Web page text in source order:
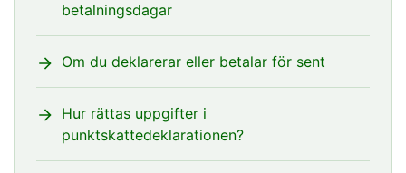
betalningsdagar
Om du deklarerar eller betalar för sent
Hur rättas uppgifter i
punktskattedeklarationen?